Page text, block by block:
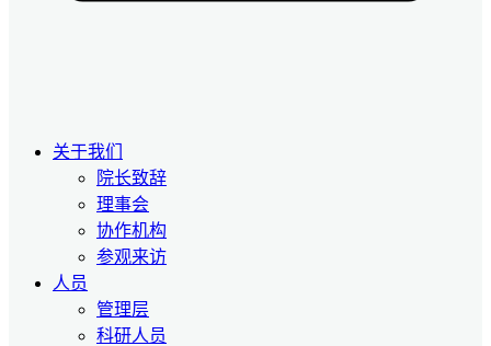
关于我们
院长致辞
理事会
协作机构
参观来访
人员
管理层
科研人员